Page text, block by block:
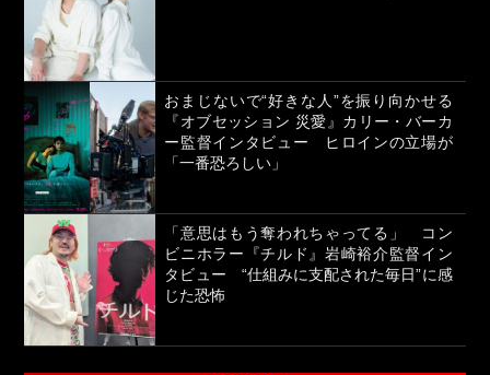
おまじないで“好きな人”を振り向かせる
『オブセッション 災愛』カリー・バーカ
ー監督インタビュー ヒロインの立場が
「一番恐ろしい」
「意思はもう奪われちゃってる」 コン
ビニホラー『チルド』岩崎裕介監督イン
タビュー “仕組みに支配された毎日”に感
じた恐怖